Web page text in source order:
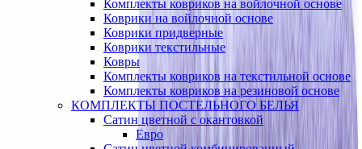
Комплекты ковриков на войлочной основе
Коврики на войлочной основе
Коврики придверные
Коврики текстильные
Ковры
Комплекты ковриков на текстильной основе
Комплекты ковриков на резиновой основе
КОМПЛЕКТЫ ПОСТЕЛЬНОГО БЕЛЬЯ
Сатин цветной с окантовкой
Евро